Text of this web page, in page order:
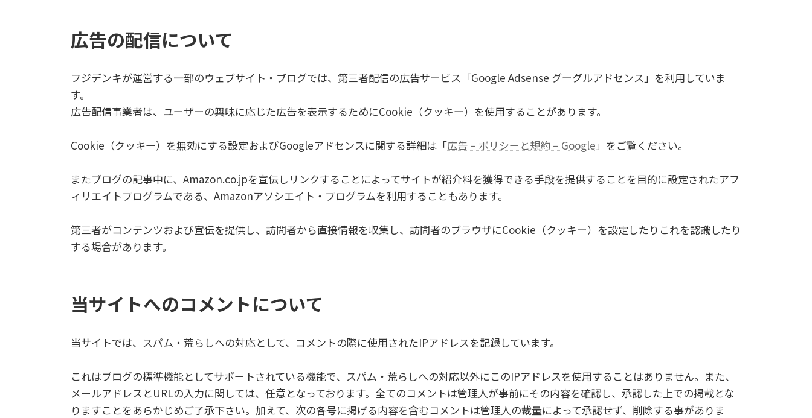
広告の配信について
フジデンキが運営する一部のウェブサイト・ブログでは、第三者配信の広告サービス「Google Adsense グーグルアドセンス」を利用していま
す。
広告配信事業者は、ユーザーの興味に応じた広告を表示するためにCookie（クッキー）を使用することがあります。
Cookie（クッキー）を無効にする設定およびGoogleアドセンスに関する詳細は「広告 – ポリシーと規約 – Google」をご覧ください。
またブログの記事中に、Amazon.co.jpを宣伝しリンクすることによってサイトが紹介料を獲得できる手段を提供することを目的に設定されたアフ
ィリエイトプログラムである、Amazonアソシエイト・プログラムを利用することもあります。
第三者がコンテンツおよび宣伝を提供し、訪問者から直接情報を収集し、訪問者のブラウザにCookie（クッキー）を設定したりこれを認識したり
する場合があります。
当サイトへのコメントについて
当サイトでは、スパム・荒らしへの対応として、コメントの際に使用されたIPアドレスを記録しています。
これはブログの標準機能としてサポートされている機能で、スパム・荒らしへの対応以外にこのIPアドレスを使用することはありません。また、
メールアドレスとURLの入力に関しては、任意となっております。全てのコメントは管理人が事前にその内容を確認し、承認した上での掲載とな
りますことをあらかじめご了承下さい。加えて、次の各号に掲げる内容を含むコメントは管理人の裁量によって承認せず、削除する事がありま